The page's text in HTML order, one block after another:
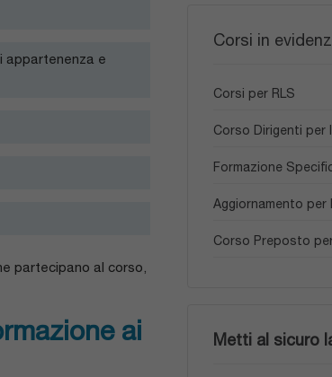
appartenenza e
partecipano al corso,
ai
Corsi in
Corsi per RLS
Corso Dirigenti per
Formazione
Aggiornamento per
Corso Preposto
Metti al sicuro